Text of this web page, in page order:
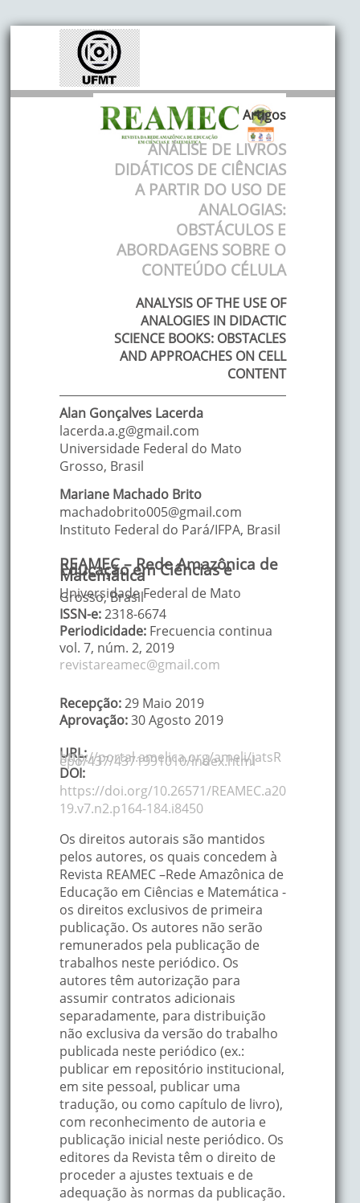
Artigos
ANÁLISE DE LIVROS
DIDÁTICOS DE CIÊNCIAS
A PARTIR DO USO DE
ANALOGIAS:
OBSTÁCULOS E
ABORDAGENS SOBRE O
CONTEÚDO CÉLULA
ANALYSIS OF THE USE OF
ANALOGIES IN DIDACTIC
SCIENCE BOOKS: OBSTACLES
AND APPROACHES ON CELL
CONTENT
Alan Gonçalves Lacerda
lacerda.a.g@gmail.com
Universidade Federal do Mato
Grosso, Brasil
Mariane Machado Brito
machadobrito005@gmail.com
Instituto Federal do Pará/IFPA, Brasil
REAMEC – Rede Amazônica de
Educação em Ciências e
Matemática
Universidade Federal de Mato
Grosso, Brasil
ISSN-e:2318-6674
Periodicidade: Frecuencia continua
vol. 7, núm. 2, 2019
revistareamec@gmail.com
Recepção:29 Maio 2019
Aprovação:30 Agosto 2019
URL:
http://portal.amelica.org/ameli/jatsR
epo/437/4371991010/index.html
DOI:
https://doi.org/10.26571/REAMEC.a20
19.v7.n2.p164-184.i8450
Os direitos autorais são mantidos
pelos autores, os quais concedem à
Revista REAMEC –Rede Amazônica de
Educação em Ciências e Matemática -
os direitos exclusivos de primeira
publicação. Os autores não serão
remunerados pela publicação de
trabalhos neste periódico. Os
autores têm autorização para
assumir contratos adicionais
separadamente, para distribuição
não exclusiva da versão do trabalho
publicada neste periódico (ex.:
publicar em repositório institucional,
em site pessoal, publicar uma
tradução, ou como capítulo de livro),
com reconhecimento de autoria e
publicação inicial neste periódico. Os
editores da Revista têm o direito de
proceder a ajustes textuais e de
adequação às normas da publicação.